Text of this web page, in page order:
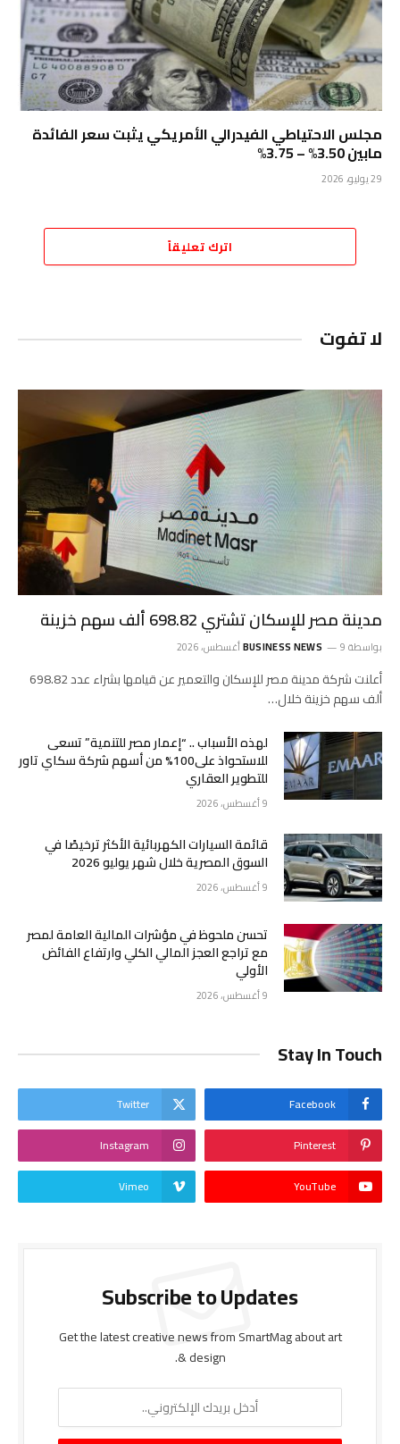
مجلس الاحتياطي الفيدرالي الأمريكي يثبت سعر الفائدة
مابين 3.50% – 3.75%
29 يوليو، 2026
اترك تعليقاً
لا تفوت
مدينة مصر للإسكان تشتري 698.82 ألف سهم خزينة
بواسطة BUSINESS NEWS 9 أغسطس، 2026
أعلنت شركة مدينة مصر للإسكان والتعمير عن قيامها بشراء عدد 698.82
ألف سهم خزينة خلال…
لهذه الأسباب .. “إعمار مصر للتنمية” تسعى
للاستحواذ على100% من أسهم شركة سكاي تاور
للتطوير العقاري
9 أغسطس، 2026
قائمة السيارات الكهربائية الأكثر ترخيصًا في
السوق المصرية خلال شهر يوليو 2026
9 أغسطس، 2026
تحسن ملحوظ في مؤشرات المالية العامة لمصر
مع تراجع العجز المالي الكلي وارتفاع الفائض
الأولي
9 أغسطس، 2026
Stay In Touch
Facebook
Twitter
Pinterest
Instagram
YouTube
Vimeo
Subscribe to Updates
Get the latest creative news from SmartMag about art
& design.